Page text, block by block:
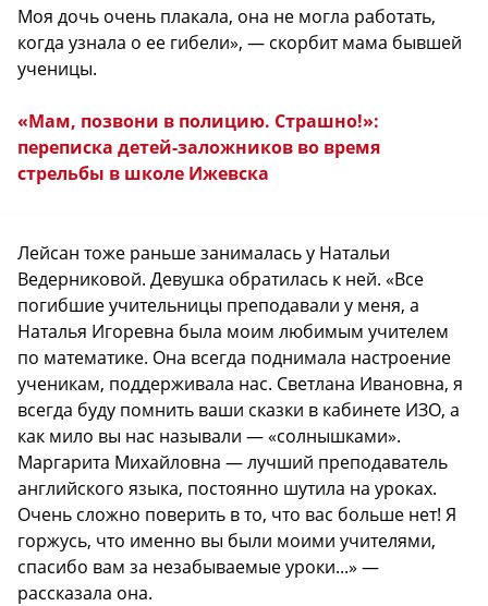
Моя дочь очень плакала, она не могла работать,
когда узнала о ее гибели», — скорбит мама бывшей
ученицы.
«Мам, позвони в полицию. Страшно!»:
переписка детей-заложников во время
стрельбы в школе Ижевска
Лейсан тоже раньше занималась у Натальи
Ведерниковой. Девушка обратилась к ней. «Все
погибшие учительницы преподавали у меня, а
Наталья Игоревна была моим любимым учителем
по математике. Она всегда поднимала настроение
ученикам, поддерживала нас. Светлана Ивановна, я
всегда буду помнить ваши сказки в кабинете ИЗО, а
как мило вы нас называли — «солнышками».
Маргарита Михайловна — лучший преподаватель
английского языка, постоянно шутила на уроках.
Очень сложно поверить в то, что вас больше нет! Я
горжусь, что именно вы были моими учителями,
спасибо вам за незабываемые уроки...» —
рассказала она.